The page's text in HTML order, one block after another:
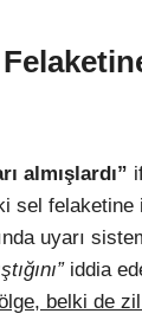
almışlardı”
sel
uyarı
iddia
belki de zil